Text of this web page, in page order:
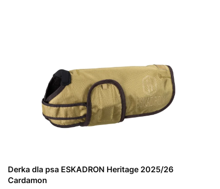
Derka dla psa ESKADRON Heritage 2025/26
Cardamon